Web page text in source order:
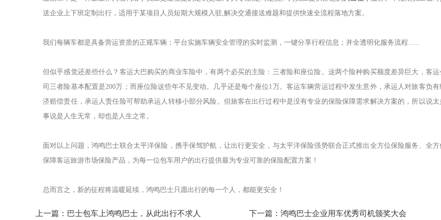
送企业上下班定制出行，适用于某项目人员短期大规模入驻,解决交通接送难题和提供快速全流程落地方案。
我们每辆车都是具备营运资质的正规车辆；平台实施车辆安全管理的实时监测，一键分享行程信息；并全透明化服务流程......
但似乎感觉还差些什么？客运大巴购买的商业车险中，有两个必买的主险：三者险和座位险。这两个险种购买额度差异巨大，客运
司三者险基本配置是200万；而座位险这些年不见变动。几乎还是每个座位1万。客运车辆营运过程中发生意外，承运人对旅客负有
济赔偿责任，承运人责任险可帮助承运人转移小部分风险。但旅客在出行过程中是没有专业的保险保障需求解决方案的，所以说太
事说是人生无常，却也是人生之常。
面对以上问题，鸿鸣巴士联合太平洋保险，携手保驾护航，让出行更安全，与太平洋保险强势联合正式推出全方位保险服务、全方
保障客运旅游市场保险产品，为每一位包车用户的出行提供最为专业可靠的保险配置方案！
总而言之，新的征程将温暖延续，鸿鸣巴士只愿出行的每一个人，都能更安全！
上一篇：巴士包车上鸿鸣巴士，从此出行不求人 下一篇：鸿鸣巴士企业用车优秀司机颁奖大会